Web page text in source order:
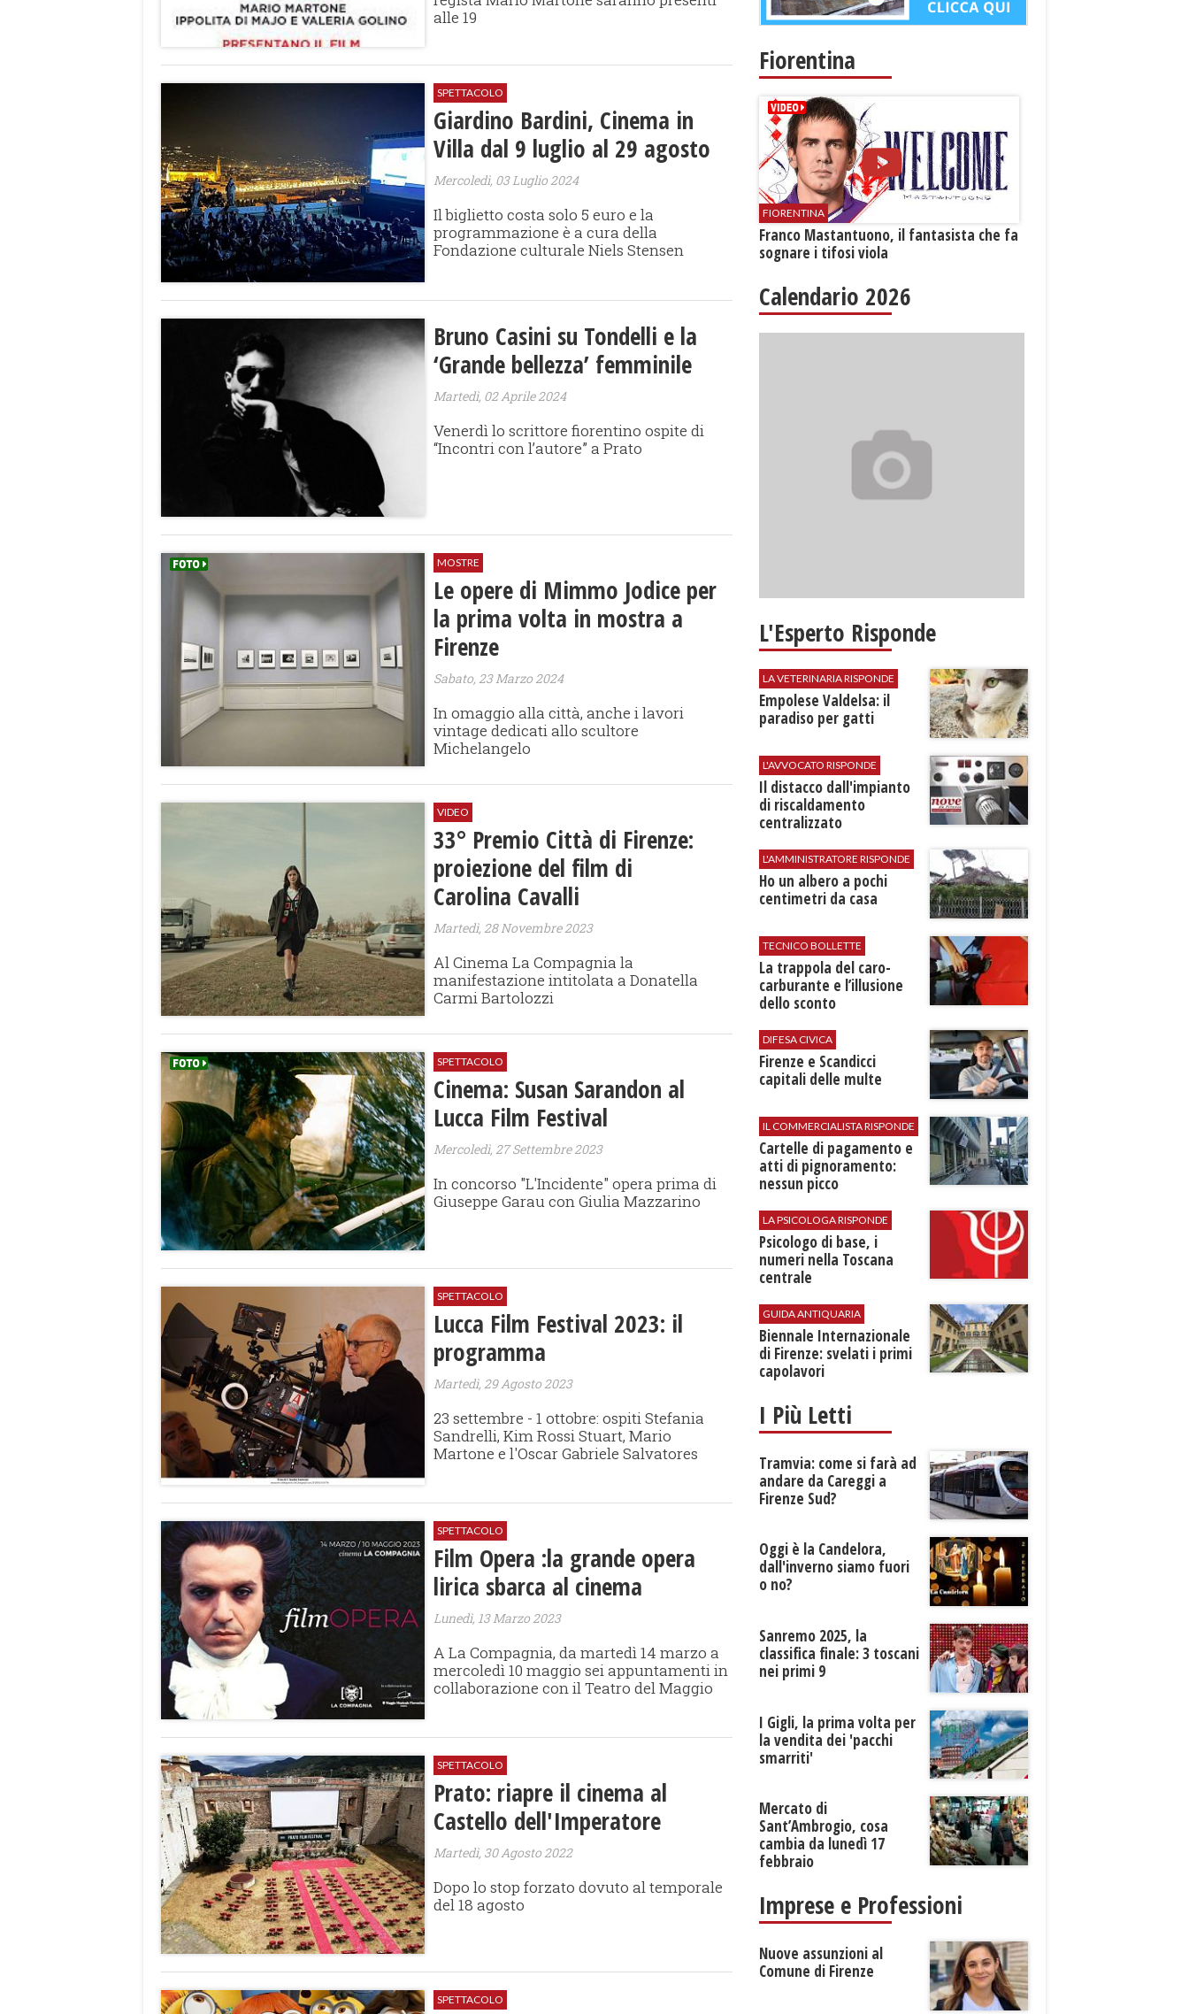
alle 19
SPETTACOLO
Giardino Bardini, Cinema in
Villa dal 9 luglio al 29 agosto
Mercoledì, 03 Luglio 2024
Il biglietto costa solo 5 euro e la
programmazione è a cura della
Fondazione culturale Niels Stensen
Bruno Casini su Tondelli e la
‘Grande bellezza’ femminile
Martedì, 02 Aprile 2024
Venerdì lo scrittore fiorentino ospite di
“Incontri con l’autore” a Prato
MOSTRE
Le opere di Mimmo Jodice per
la prima volta in mostra a
Firenze
Sabato, 23 Marzo 2024
In omaggio alla città, anche i lavori
vintage dedicati allo scultore
Michelangelo
VIDEO
33° Premio Città di Firenze:
proiezione del film di
Carolina Cavalli
Martedì, 28 Novembre 2023
Al Cinema La Compagnia la
manifestazione intitolata a Donatella
Carmi Bartolozzi
SPETTACOLO
Cinema: Susan Sarandon al
Lucca Film Festival
Mercoledì, 27 Settembre 2023
In concorso "L'Incidente" opera prima di
Giuseppe Garau con Giulia Mazzarino
SPETTACOLO
Lucca Film Festival 2023: il
programma
Martedì, 29 Agosto 2023
23 settembre - 1 ottobre: ospiti Stefania
Sandrelli, Kim Rossi Stuart, Mario
Martone e l'Oscar Gabriele Salvatores
SPETTACOLO
Film Opera :la grande opera
lirica sbarca al cinema
Lunedì, 13 Marzo 2023
A La Compagnia, da martedì 14 marzo a
mercoledì 10 maggio sei appuntamenti in
collaborazione con il Teatro del Maggio
SPETTACOLO
Prato: riapre il cinema al
Castello dell'Imperatore
Martedì, 30 Agosto 2022
Dopo lo stop forzato dovuto al temporale
del 18 agosto
SPETTACOLO
Fiorentina
FIORENTINA
Franco Mastantuono, il fantasista che fa
sognare i tifosi viola
Calendario 2026
L'Esperto Risponde
LA VETERINARIA RISPONDE
Empolese Valdelsa: il
paradiso per gatti
L'AVVOCATO RISPONDE
Il distacco dall'impianto
di riscaldamento
centralizzato
L'AMMINISTRATORE RISPONDE
Ho un albero a pochi
centimetri da casa
TECNICO BOLLETTE
​La trappola del caro-
carburante e l’illusione
dello sconto
DIFESA CIVICA
Firenze e Scandicci
capitali delle multe
IL COMMERCIALISTA RISPONDE
Cartelle di pagamento e
atti di pignoramento:
nessun picco
LA PSICOLOGA RISPONDE
Psicologo di base, i
numeri nella Toscana
centrale
GUIDA ANTIQUARIA
Biennale Internazionale
di Firenze: svelati i primi
capolavori
I Più Letti
Tramvia: come si farà ad
andare da Careggi a
Firenze Sud?
Oggi è la Candelora,
dall'inverno siamo fuori
o no?
Sanremo 2025, la
classifica finale: 3 toscani
nei primi 9
I Gigli, la prima volta per
la vendita dei 'pacchi
smarriti'
Mercato di
Sant’Ambrogio, cosa
cambia da lunedì 17
febbraio
Imprese e Professioni
Nuove assunzioni al
Comune di Firenze